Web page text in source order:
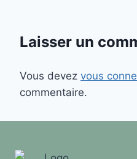
Laisser un
Vous devez vous
commentaire.